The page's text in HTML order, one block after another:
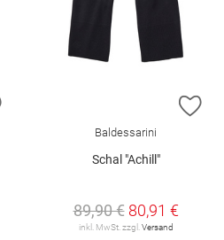
ZUR WUNSCHLISTE HINZUFÜGEN
Baldessarini
Schal "Achill"
89,90 € 80,91 €
inkl. MwSt. zzgl.Versand